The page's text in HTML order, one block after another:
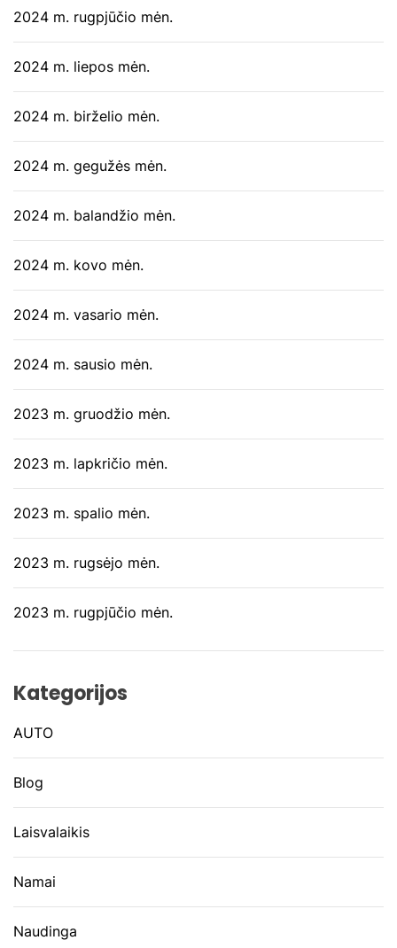
2024 m. rugpjūčio mėn.
2024 m. liepos mėn.
2024 m. birželio mėn.
2024 m. gegužės mėn.
2024 m. balandžio mėn.
2024 m. kovo mėn.
2024 m. vasario mėn.
2024 m. sausio mėn.
2023 m. gruodžio mėn.
2023 m. lapkričio mėn.
2023 m. spalio mėn.
2023 m. rugsėjo mėn.
2023 m. rugpjūčio mėn.
Kategorijos
AUTO
Blog
Laisvalaikis
Namai
Naudinga